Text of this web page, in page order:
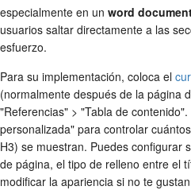
especialmente en un word
usuarios saltar directamente a las
esfuerzo.
Para su implementación, coloca el
(normalmente después de la página
"Referencias" > "Tabla de
personalizada" para controlar
H3) se muestran. Puedes configurar
de página, el tipo de relleno entre el
modificar la apariencia si no te